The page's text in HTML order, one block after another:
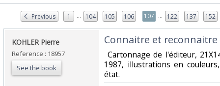
Previous 1 ... 104 105 106 107 ... 122 137 152
‎KOHLER Pierre‎
Reference : 18957
See the book
‎Connaitre et reconnaitre
Cartonnage de l'éditeur,
1987, illustrations en
état.‎